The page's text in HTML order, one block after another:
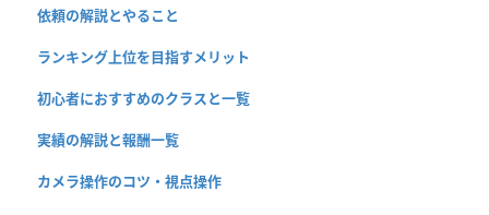
依頼の解説とやること
ランキング上位を目指すメリット
初心者におすすめのクラスと一覧
実績の解説と報酬一覧
カメラ操作のコツ・視点操作